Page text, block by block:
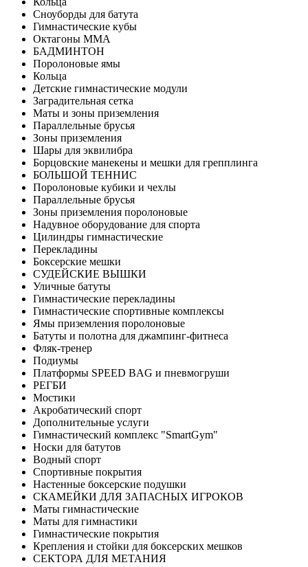
Сноуборды для батута
Гимнастические кубы
Октагоны MMA
БАДМИНТОН
Поролоновые ямы
Кольца
Детские гимнастические модули
Заградительная сетка
Маты и зоны приземления
Параллельные брусья
Зоны приземления
Шары для эквилибра
Борцовские манекены и мешки для грепплинга
БОЛЬШОЙ ТЕННИС
Поролоновые кубики и чехлы
Параллельные брусья
Зоны приземления поролоновые
Надувное оборудование для спорта
Цилиндры гимнастические
Перекладины
Боксерские мешки
СУДЕЙСКИЕ ВЫШКИ
Уличные батуты
Гимнастические перекладины
Гимнастические спортивные комплексы
Ямы приземления поролоновые
Батуты и полотна для джампинг-фитнеса
Фляк-тренер
Подиумы
Платформы SPEED BAG и пневмогруши
РЕГБИ
Мостики
Акробатический спорт
Дополнительные услуги
Гимнастический комплекс "SmartGym"
Носки для батутов
Водный спорт
Спортивные покрытия
Настенные боксерские подушки
СКАМЕЙКИ ДЛЯ ЗАПАСНЫХ ИГРОКОВ
Маты гимнастические
Маты для гимнастики
Гимнастические покрытия
Крепления и стойки для боксерских мешков
СЕКТОРА ДЛЯ МЕТАНИЯ